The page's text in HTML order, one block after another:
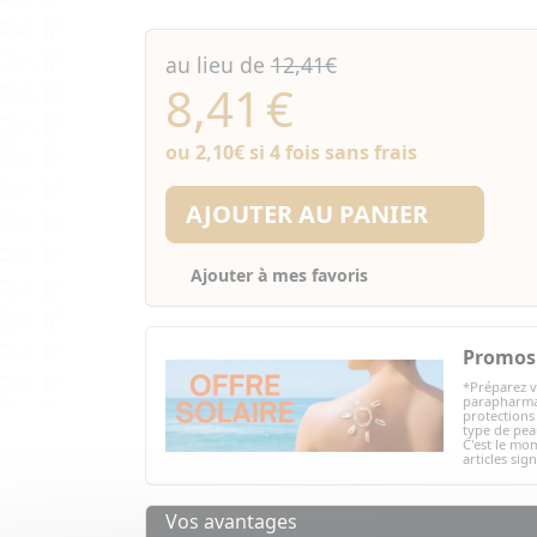
au lieu de12,41€
8,41 €
ou 2,10€si 4 fois sans frais
AJOUTER AU PANIER
Ajouter à mes favoris
*Préparez
type de
C'est le
articles
Vos avantages